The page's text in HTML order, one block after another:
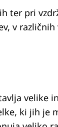
ter pri
v
velike
ki jih je